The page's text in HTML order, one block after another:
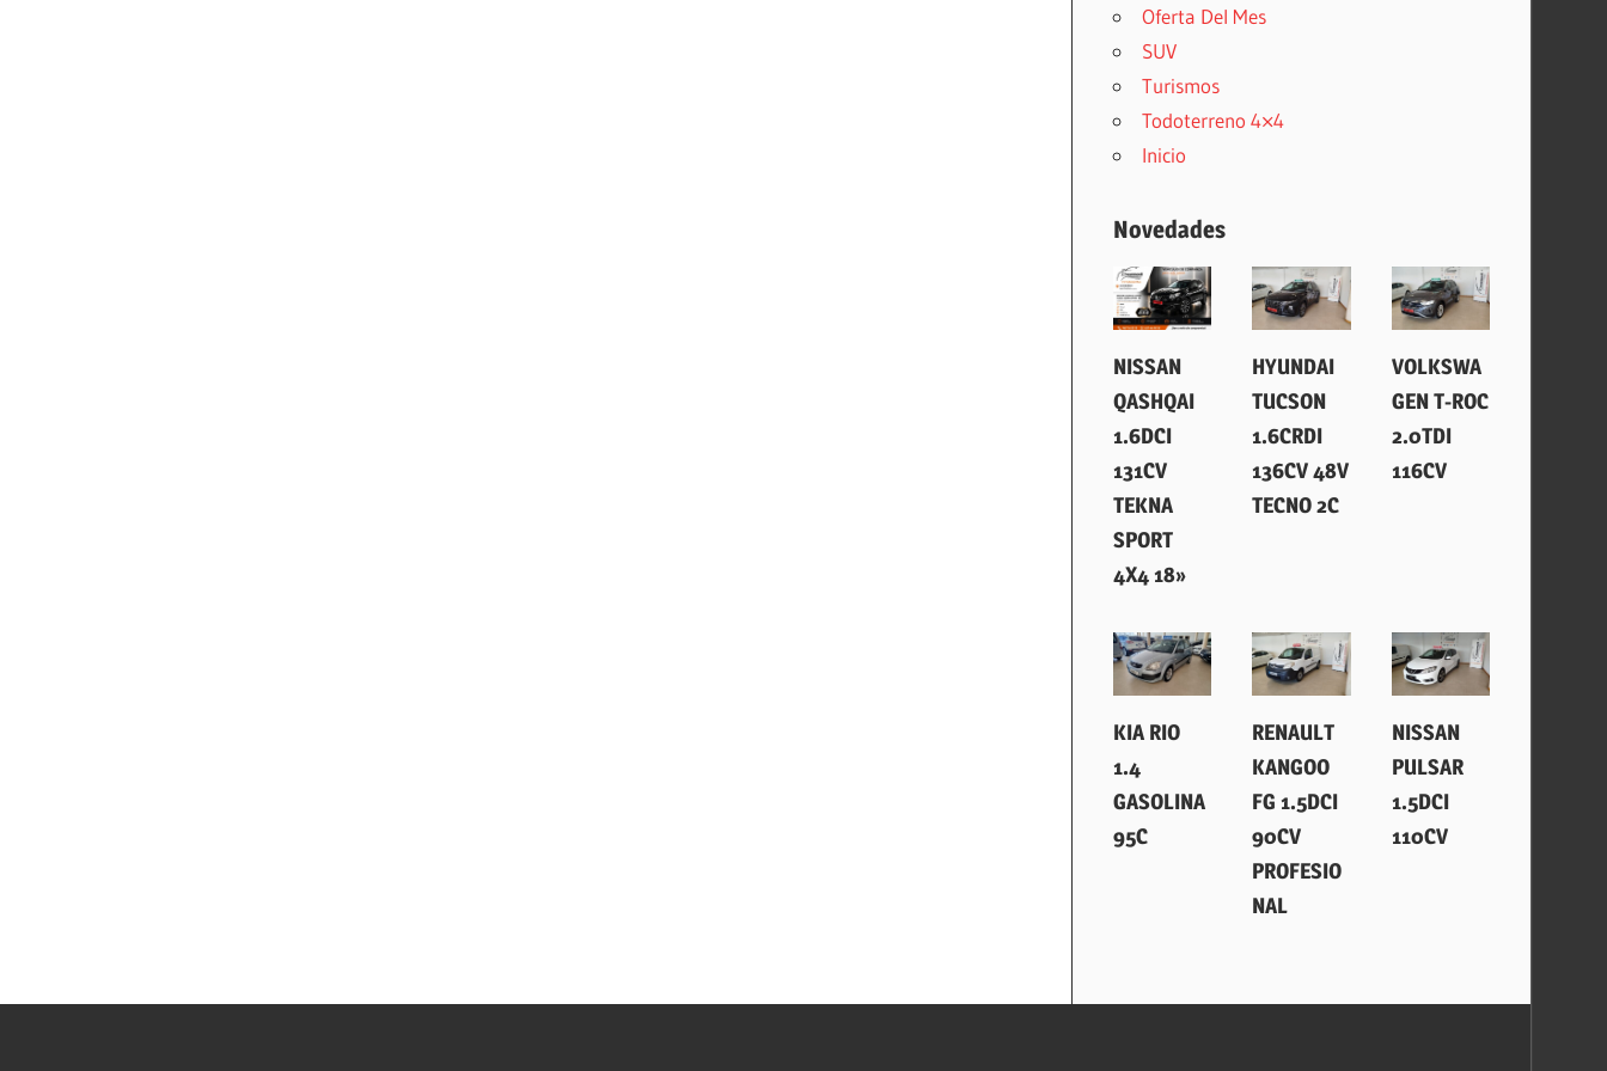
Oferta Del Mes
SUV
Turismos
Todoterreno 4×4
Inicio
Novedades
14 julio, 2026
NISSAN
QASHQAI
1.6DCI
131CV
TEKNA
SPORT
4X4 18»
30 mayo, 2026
HYUNDAI
TUCSON
1.6CRDI
136CV 48V
TECNO 2C
28 abril, 2026
VOLKSWA
GEN T-ROC
2.0TDI
116CV
28 abril, 2026
KIA RIO
1.4
GASOLINA
95C
12 marzo, 2026
RENAULT
KANGOO
FG 1.5DCI
90CV
PROFESIO
NAL
31 enero, 2026
NISSAN
PULSAR
1.5DCI
110CV